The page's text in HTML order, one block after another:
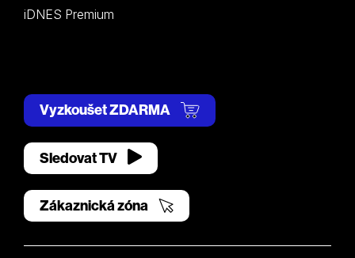
iDNES Premium
Vyzkoušet ZDARMA
Sledovat TV
Zákaznická zóna